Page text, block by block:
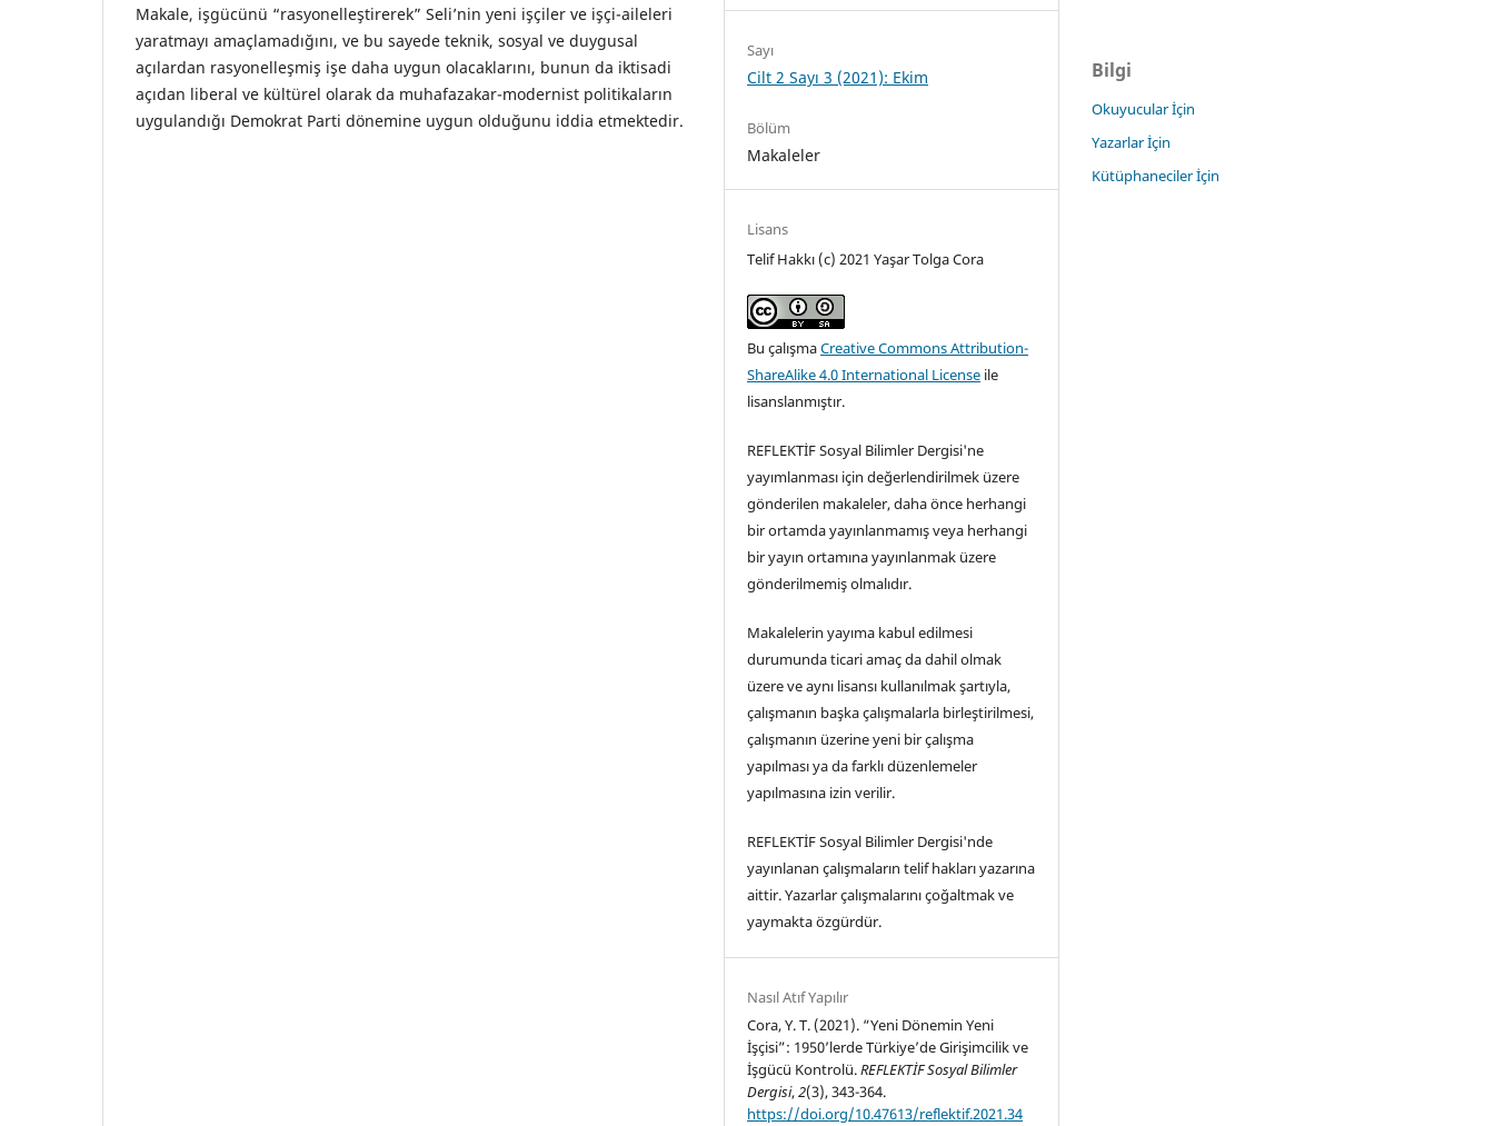
Makale, işgücünü “rasyonelleştirerek” Seli’nin yeni işçiler ve işçi-aileleri
yaratmayı amaçlamadığını, ve bu sayede teknik, sosyal ve duygusal
açılardan rasyonelleşmiş işe daha uygun olacaklarını, bunun da iktisadi
açıdan liberal ve kültürel olarak da muhafazakar-modernist politikaların
uygulandığı Demokrat Parti dönemine uygun olduğunu iddia etmektedir.
Sayı
Cilt 2 Sayı 3 (2021): Ekim
Bölüm
Makaleler
Lisans
Telif Hakkı (c) 2021 Yaşar Tolga Cora
Bu çalışmaCreative Commons Attribution-
ShareAlike 4.0 International License ile
lisanslanmıştır.
REFLEKTİF Sosyal Bilimler Dergisi'ne
yayımlanması için değerlendirilmek üzere
gönderilen makaleler, daha önce herhangi
bir ortamda yayınlanmamış veya herhangi
bir yayın ortamına yayınlanmak üzere
gönderilmemiş olmalıdır.
Makalelerin yayıma kabul edilmesi
durumunda ticari amaç da dahil olmak
üzere ve aynı lisansı kullanılmak şartıyla,
çalışmanın başka çalışmalarla birleştirilmesi,
çalışmanın üzerine yeni bir çalışma
yapılması ya da farklı düzenlemeler
yapılmasına izin verilir.
REFLEKTİF Sosyal Bilimler Dergisi'nde
yayınlanan çalışmaların telif hakları yazarına
aittir. Yazarlar çalışmalarını çoğaltmak ve
yaymakta özgürdür.
Nasıl Atıf Yapılır
Cora, Y. T. (2021). “Yeni Dönemin Yeni
İşçisi”: 1950’lerde Türkiye’de Girişimcilik ve
İşgücü Kontrolü.REFLEKTİF Sosyal Bilimler
Dergisi,2(3), 343-364.
https://doi.org/10.47613/reflektif.2021.34
Bilgi
Okuyucular İçin
Yazarlar İçin
Kütüphaneciler İçin